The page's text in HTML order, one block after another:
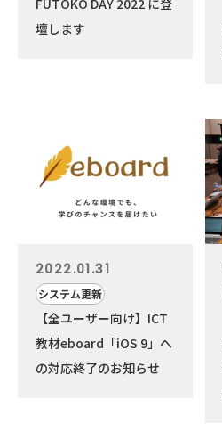
FUTOKO DAY 2022 に登
壇します
2022.01.31
システム更新
【全ユーザー向け】ICT
教材eboard「iOS 9」へ
の対応終了のお知らせ